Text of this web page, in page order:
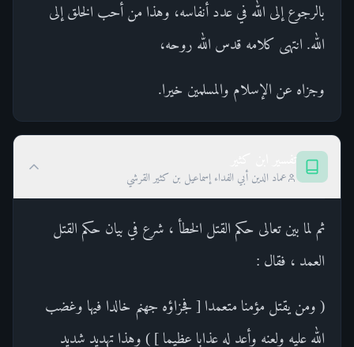
بالرجوع إلى الله في عدد أنفاسه، وهذا من أحب الخلق إلى
الله. انتهى كلامه قدس الله روحه،
وجزاه عن الإسلام والمسلمين خيرا.
عماد الدين أبي الفداء إسماعيل بن كثير القرشي
ثم لما بين تعالى حكم القتل الخطأ ، شرع في بيان حكم القتل
العمد ، فقال :
( ومن يقتل مؤمنا متعمدا [ فجزاؤه جهنم خالدا فيها وغضب
الله عليه ولعنه وأعد له عذابا عظيما ] ) وهذا تهديد شديد